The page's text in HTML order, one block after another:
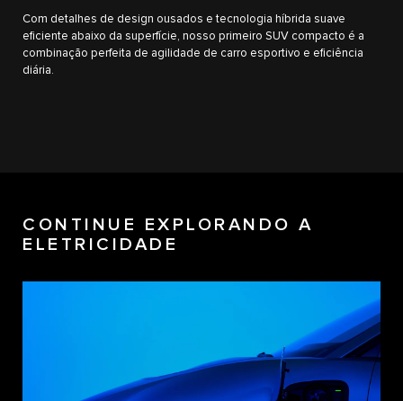
Com detalhes de design ousados e tecnologia híbrida suave
eficiente abaixo da superfície, nosso primeiro SUV compacto é a
combinação perfeita de agilidade de carro esportivo e eficiência
diária.
CONTINUE EXPLORANDO A
ELETRICIDADE